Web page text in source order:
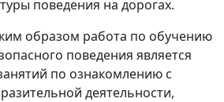
поведения на дорогах.
образом работа по обучению
поведения является
по ознакомлению с
деятельности,